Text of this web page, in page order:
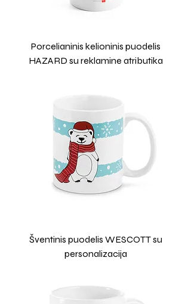
Porcelianinis kelioninis puodelis
HAZARD su reklamine atributika
Šventinis puodelis WESCOTT su
personalizacija